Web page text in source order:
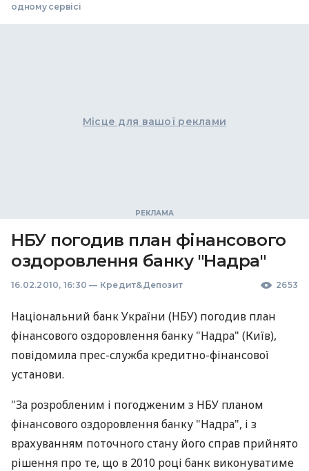
одному сервісі
Місце для вашої реклами
НБУ погодив план фінансового
оздоровлення банку "Надра"
16.02.2010, 16:30 — Кредит&Депозит 2653
Національний банк України (НБУ) погодив план
фінансового оздоровлення банку "Надра" (Київ),
повідомила прес-служба кредитно-фінансової
установи.
"За розробленим і погодженим з НБУ планом
фінансового оздоровлення банку "Надра", і з
врахуванням поточного стану його справ прийнято
рішення про те, що в 2010 році банк виконуватиме